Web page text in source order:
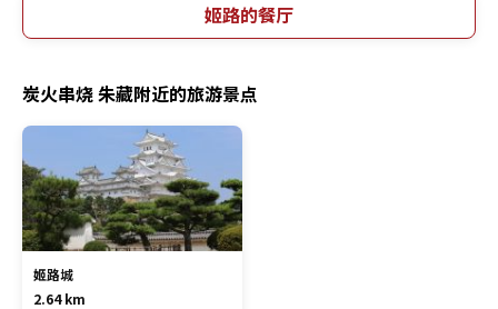
姬路的餐厅
炭火串烧 朱藏附近的旅游景点
姬路城
2.64 km